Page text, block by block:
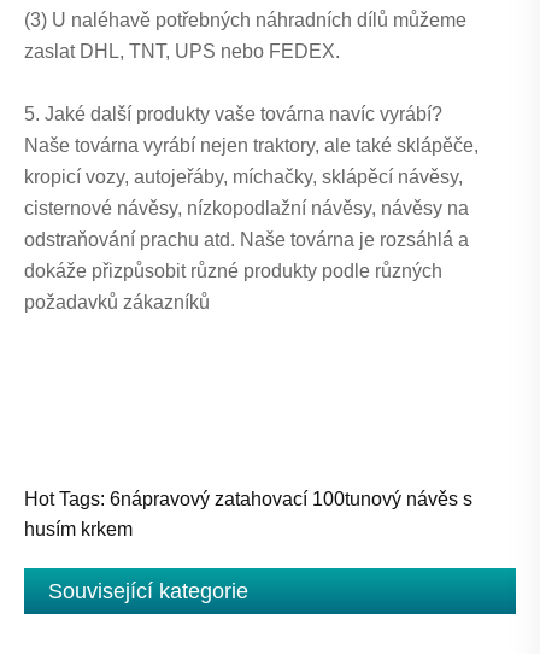
(3) U naléhavě potřebných náhradních dílů můžeme
zaslat DHL, TNT, UPS nebo FEDEX.
5. Jaké další produkty vaše továrna navíc vyrábí?
Naše továrna vyrábí nejen traktory, ale také sklápěče,
kropicí vozy, autojeřáby, míchačky, sklápěcí návěsy,
cisternové návěsy, nízkopodlažní návěsy, návěsy na
odstraňování prachu atd. Naše továrna je rozsáhlá a
dokáže přizpůsobit různé produkty podle různých
požadavků zákazníků
Hot Tags: 6nápravový zatahovací 100tunový návěs s
husím krkem
Související kategorie